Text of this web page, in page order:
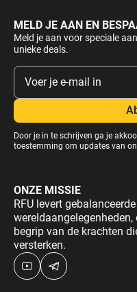
MELD JE AAN EN
Meld je aan voor speciale
unieke deals.
Door je in te schrijven ga je
toestemming om updates van
ONZE MISSIE
RFU levert
begrip van de krachten
versterken.